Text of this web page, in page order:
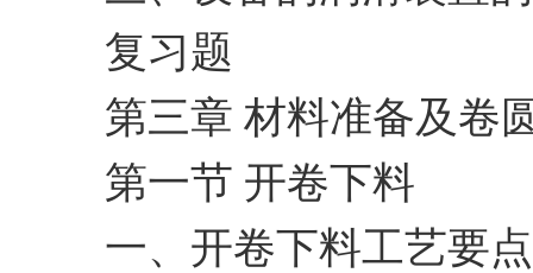
复习题
第三章 材料准备及卷
第一节 开卷下料
一、开卷下料工艺要点